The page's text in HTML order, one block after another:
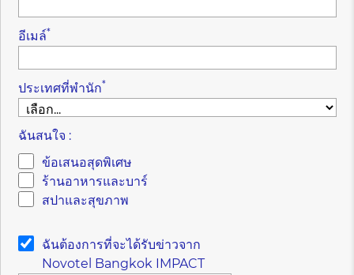
อีเมล์*
ประเทศที่พำนัก*
ฉันสนใจ :
ข้อเสนอสุดพิเศษ
ร้านอาหารและบาร์
สปาและสุขภาพ
ฉันต้องการที่จะได้รับข่าวจาก
Novotel Bangkok IMPACT